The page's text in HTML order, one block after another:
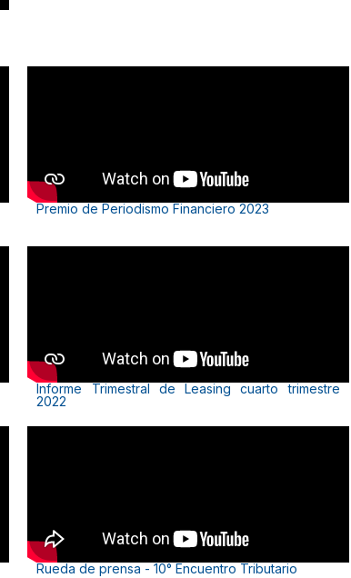
Premio de Periodismo Financiero 2023
Informe Trimestral de Leasing cuarto trimestre
2022
Rueda de prensa - 10° Encuentro Tributario